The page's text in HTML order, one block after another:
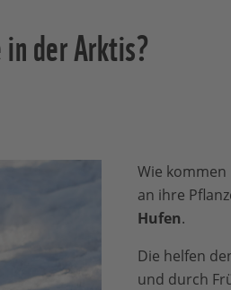
der Arktis?
Wie
an ihre
Hufen.
Die helfen
und durch